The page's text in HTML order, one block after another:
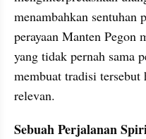
menambahkan sentuhan
perayaan Manten Pegon
yang tidak pernah sama
membuat tradisi tersebut
relevan.
Sebuah Perjalanan